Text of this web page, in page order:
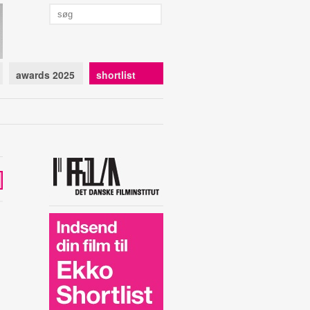
awards 2025 shortlist